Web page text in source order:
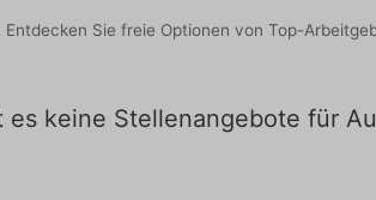
Sie freie Optionen von Top-
keine Stellenangebote für